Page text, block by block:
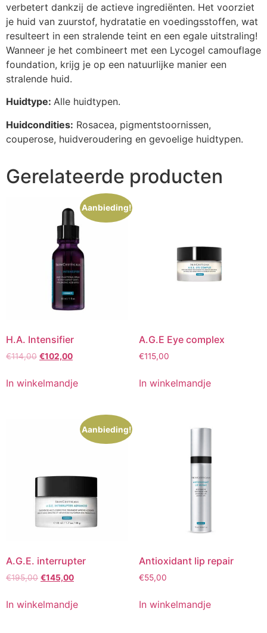
verbetert dankzij de actieve ingrediënten. Het voorziet
je huid van zuurstof, hydratatie en voedingsstoffen, wat
resulteert in een stralende teint en een egale uitstraling!
Wanneer je het combineert met een Lycogel camouflage
foundation, krijg je op een natuurlijke manier een
stralende huid.
Huidtype: Alle huidtypen.
Huidcondities: Rosacea, pigmentstoornissen,
couperose, huidveroudering en gevoelige huidtypen.
Gerelateerde producten
Aanbieding!
H.A. Intensifier
€114,00 Oorspronkelijke
was:
€114,00.
€102,00Huidige
is:
In winkelmandje
A.G.E Eye complex
€115,00
In winkelmandje
Aanbieding!
A.G.E. interrupter
€195,00 Oorspronkelijke
was:
€195,00.
€145,00Huidige
is:
In winkelmandje
Antioxidant lip repair
€55,00
In winkelmandje